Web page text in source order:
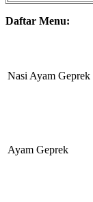
Daftar Menu:
Nasi Ayam Geprek
Ayam Geprek